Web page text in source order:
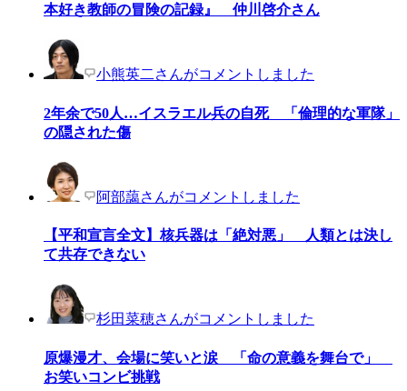
本好き教師の冒険の記録』 仲川啓介さん
小熊英二さんがコメントしました
2年余で50人…イスラエル兵の自死 「倫理的な軍隊」
の隠された傷
阿部藹さんがコメントしました
【平和宣言全文】核兵器は「絶対悪」 人類とは決し
て共存できない
杉田菜穂さんがコメントしました
原爆漫才、会場に笑いと涙 「命の意義を舞台で」
お笑いコンビ挑戦